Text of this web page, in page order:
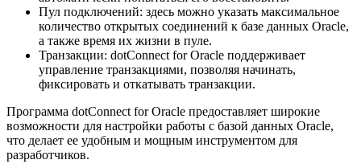
Пул подключений: здесь можно указать максимальное
количество открытых соединений к базе данных Oracle,
а также время их жизни в пуле.
Транзакции: dotConnect for Oracle поддерживает
управление транзакциями, позволяя начинать,
фиксировать и откатывать транзакции.
Программа dotConnect for Oracle предоставляет широкие
возможности для настройки работы с базой данных Oracle,
что делает ее удобным и мощным инструментом для
разработчиков.